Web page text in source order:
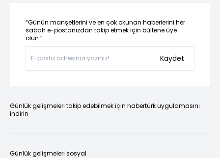
“Günün manşetlerini ve en çok okunan haberlerini her
sabah e-postanızdan takip etmek için bültene üye
olun.”
Kaydet
Günlük gelişmeleri takip edebilmek için habertürk uygulamasını
indirin
Günlük gelişmeleri sosyal